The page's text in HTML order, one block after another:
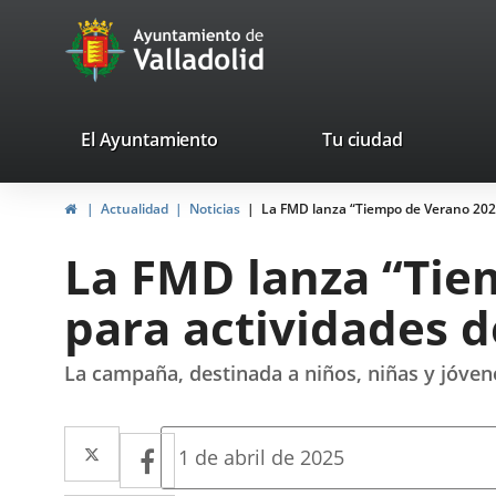
Portal
Web
Ayuntamiento
de
valladolid.es
El Ayuntamiento Tu ciudad
InicioActualidad Noticias La FMD lanza “Tiempo de Verano
La FMD lanza
para actividades
La campaña, destinada a niños, niñas y
Twitter
Enlace
a
Facebook
Enlace
Fecha
1 de abril de 2025